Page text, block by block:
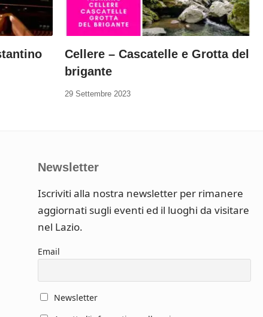
Cellere – Cascatelle e Grotta del
brigante
29 Settembre 2023
Newsletter
Iscriviti alla nostra newsletter per rimanere
aggiornati sugli eventi ed il luoghi da visitare
nel Lazio.
Email
Newsletter